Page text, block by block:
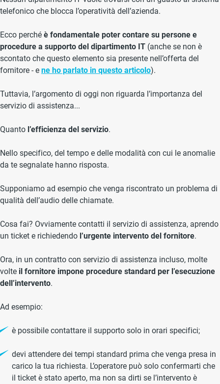
telefonico che blocca l’operatività dell’azienda.
Ecco perché è fondamentale poter contare su persone e
procedure a supporto del dipartimento IT (anche se non è
scontato che questo elemento sia presente nell’offerta del
fornitore - e ne ho parlato in questo articolo).
Tuttavia, l’argomento di oggi non riguarda l’importanza del
servizio di assistenza...
Quanto l’efficienza del servizio.
Nello specifico, del tempo e delle modalità con cui le anomalie
da te segnalate hanno risposta.
Supponiamo ad esempio che venga riscontrato un problema di
qualità dell’audio delle chiamate.
Cosa fai? Ovviamente contatti il servizio di assistenza, aprendo
un ticket e richiedendo l’urgente intervento del fornitore.
Ora, in un contratto con servizio di assistenza incluso, molte
volte il fornitore impone procedure standard per l’esecuzione
dell’intervento.
Ad esempio:
è possibile contattare il supporto solo in orari specifici;
devi attendere dei tempi standard prima che venga presa in
carico la tua richiesta. L’operatore può solo confermarti che
il ticket è stato aperto, ma non sa dirti se l’intervento è